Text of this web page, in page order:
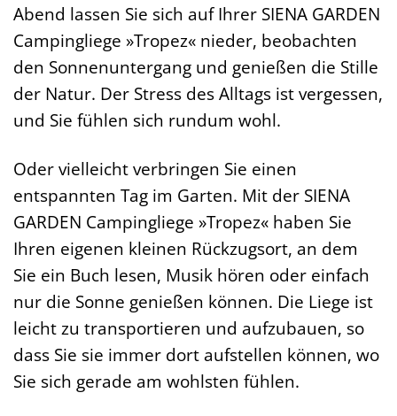
Abend lassen Sie sich auf Ihrer SIENA GARDEN
Campingliege »Tropez« nieder, beobachten
den Sonnenuntergang und genießen die Stille
der Natur. Der Stress des Alltags ist vergessen,
und Sie fühlen sich rundum wohl.
Oder vielleicht verbringen Sie einen
entspannten Tag im Garten. Mit der SIENA
GARDEN Campingliege »Tropez« haben Sie
Ihren eigenen kleinen Rückzugsort, an dem
Sie ein Buch lesen, Musik hören oder einfach
nur die Sonne genießen können. Die Liege ist
leicht zu transportieren und aufzubauen, so
dass Sie sie immer dort aufstellen können, wo
Sie sich gerade am wohlsten fühlen.